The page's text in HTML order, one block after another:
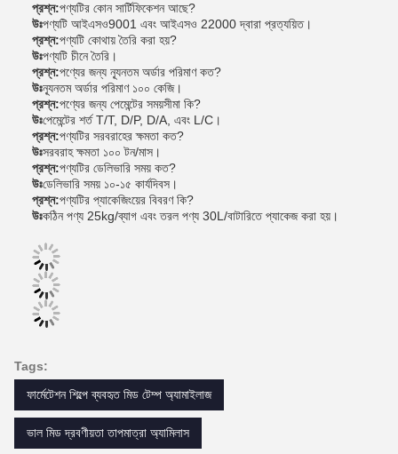
প্রশ্ন:পণ্যটির কোন সার্টিফিকেশন আছে?
উঃপণ্যটি আইএসও9001 এবং আইএসও 22000 দ্বারা প্রত্যয়িত।
প্রশ্ন:পণ্যটি কোথায় তৈরি করা হয়?
উঃপণ্যটি চীনে তৈরি।
প্রশ্ন:পণ্যের জন্য ন্যূনতম অর্ডার পরিমাণ কত?
উঃন্যূনতম অর্ডার পরিমাণ ১০০ কেজি।
প্রশ্ন:পণ্যের জন্য পেমেন্টের সময়সীমা কি?
উঃপেমেন্টের শর্ত T/T, D/P, D/A, এবং L/C।
প্রশ্ন:পণ্যটির সরবরাহের ক্ষমতা কত?
উঃসরবরাহ ক্ষমতা ১০০ টন/মাস।
প্রশ্ন:পণ্যটির ডেলিভারি সময় কত?
উঃডেলিভারি সময় ১০-১৫ কার্যদিবস।
প্রশ্ন:পণ্যটির প্যাকেজিংয়ের বিবরণ কি?
উঃকঠিন পণ্য 25kg/ব্যাগ এবং তরল পণ্য 30L/বাটারিতে প্যাকেজ করা হয়।
Tags:
ফার্মেটেশন শিল্পে ব্যবহৃত মিড টেম্প অ্যামাইলাজ
ভাল মিড দ্রবণীয়তা তাপমাত্রা অ্যামিলাস